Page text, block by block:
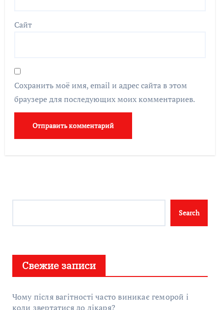
Сайт
Сохранить моё имя, email и адрес сайта в этом
браузере для последующих моих комментариев.
Search
Свежие записи
Чому після вагітності часто виникає геморой і
коли звертатися до лікаря?